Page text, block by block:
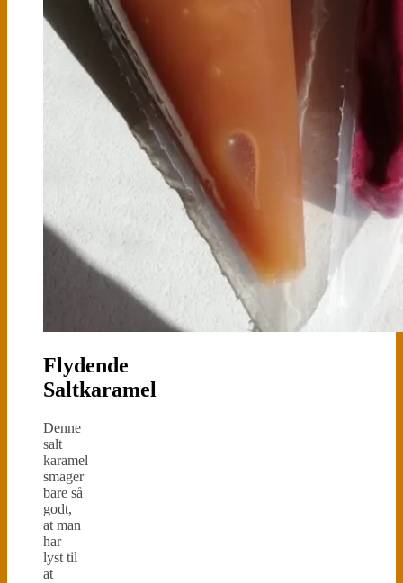
Flydende
Saltkaramel
Denne
salt
karamel
smager
bare så
godt,
at man
har
lyst til
at